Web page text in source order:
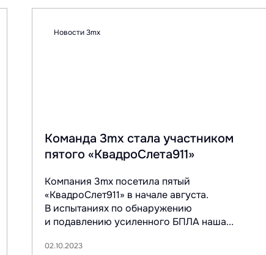
Новости 3mx
Команда 3mx стала участником
пятого «КвадроСлета911»
Компания 3mx посетила пятый
«КвадроСлет911» в начале августа.
В испытаниях по обнаружению
и подавлению усиленного БПЛА наша...
02.10.2023